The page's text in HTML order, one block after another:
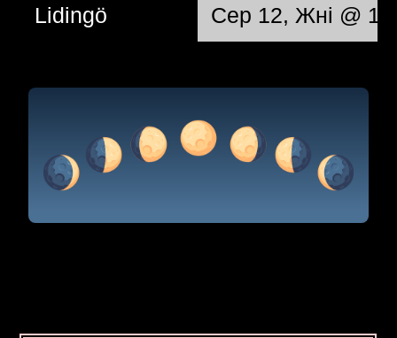
Lidingö Сер 12, Жні @